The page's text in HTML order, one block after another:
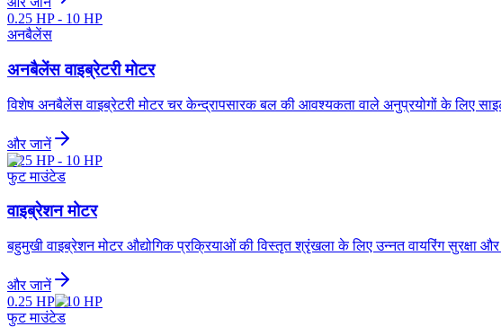
0.25 HP - 10 HP
अनबैलेंस
अनबैलेंस वाइब्रेटरी मोटर
विशेष अनबैलेंस वाइब्रेटरी मोटर चर केन्द्रापसारक बल की आवश्यकता वाले अनुप्रयोगों के लिए
और जानें
0.25 HP - 10 HP
फुट माउंटेड
वाइब्रेशन मोटर
बहुमुखी वाइब्रेशन मोटर औद्योगिक प्रक्रियाओं की विस्तृत श्रृंखला के लिए उन्नत वायरिंग
और जानें
0.25 HP - 10 HP
फुट माउंटेड